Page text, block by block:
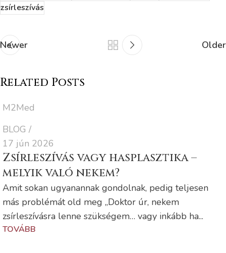
zsírleszívás
Newer Older
Related Posts
M2Med
BLOG
17 jún 2026
Zsírleszívás vagy hasplasztika –
melyik való nekem?
Amit sokan ugyanannak gondolnak, pedig teljesen
más problémát old meg „Doktor úr, nekem
zsírleszívásra lenne szükségem… vagy inkább ha...
TOVÁBB